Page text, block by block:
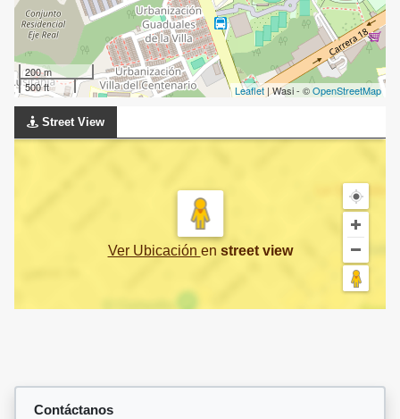
200 m
500 ft
Leaflet | Wasi - ©OpenStreetMap
Street View
Ver Ubicación en street view
Contáctanos